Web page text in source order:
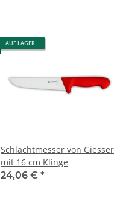
AUF LAGER
Schlachtmesser von Giesser
mit 16 cm Klinge
24,06 € *